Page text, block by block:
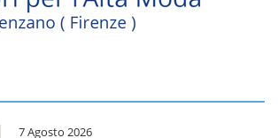
7 Agosto 2026